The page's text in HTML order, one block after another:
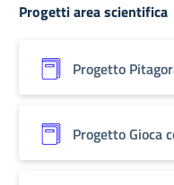
Progetti area scientifica
Progetto
Progetto Gioca